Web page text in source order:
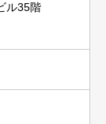
ル35階